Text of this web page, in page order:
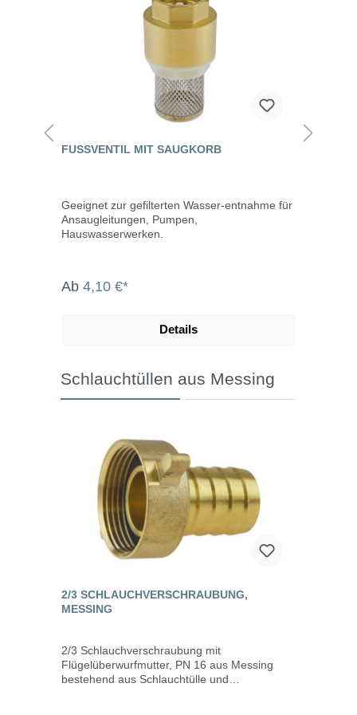
FUSSVENTIL MIT SAUGKORB
Geeignet zur gefilterten Wasser-entnahme für
Ansaugleitungen, Pumpen,
Hauswasserwerken.
Ab 4,10 €*
Details
Schlauchtüllen aus Messing
2/3 SCHLAUCHVERSCHRAUBUNG,
MESSING
2/3 Schlauchverschraubung mit
Flügelüberwurfmutter, PN 16 aus Messing
bestehend aus Schlauchtülle und